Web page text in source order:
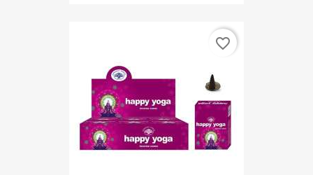
favorite_border